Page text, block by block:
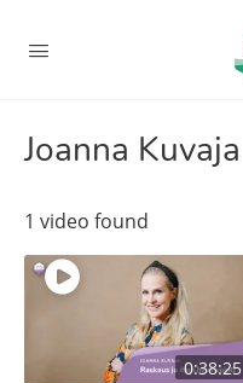
Joanna Kuvaja
1 video found
0:38:25